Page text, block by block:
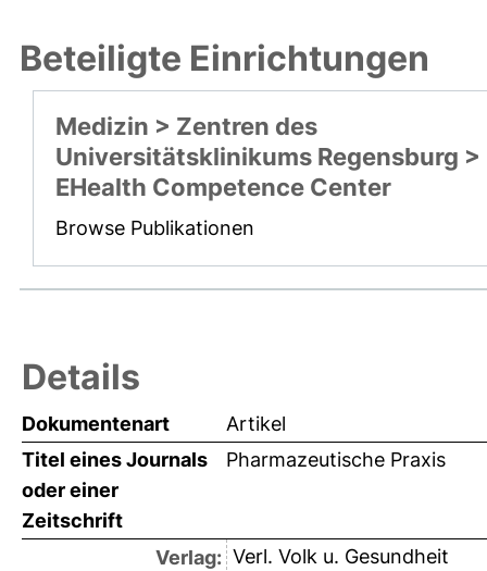
Beteiligte Einrichtungen
Medizin > Zentren des
Universitätsklinikums Regensburg >
EHealth Competence Center
Browse Publikationen
Details
Dokumentenart
Artikel
Titel eines Journals
oder einer
Zeitschrift
Pharmazeutische Praxis
Verlag: Verl. Volk u. Gesundheit